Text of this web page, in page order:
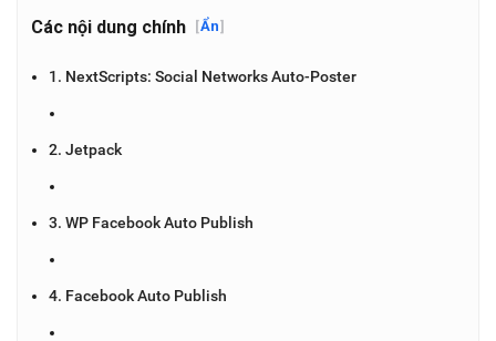
Các nội dung chính [Ẩn]
1. NextScripts: Social Networks Auto-Poster
2. Jetpack
3. WP Facebook Auto Publish
4. Facebook Auto Publish